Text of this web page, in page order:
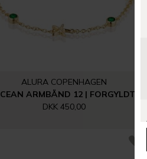
ALURA COPENHAGEN
ARMBÅND 12 | FORGYLDT
DKK 450,00